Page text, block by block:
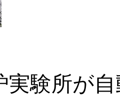
実験所が